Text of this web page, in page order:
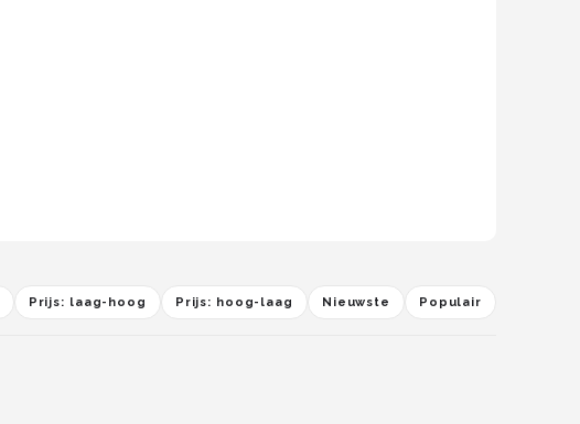
Prijs: laag-hoog Prijs: hoog-laag Nieuwste Populair